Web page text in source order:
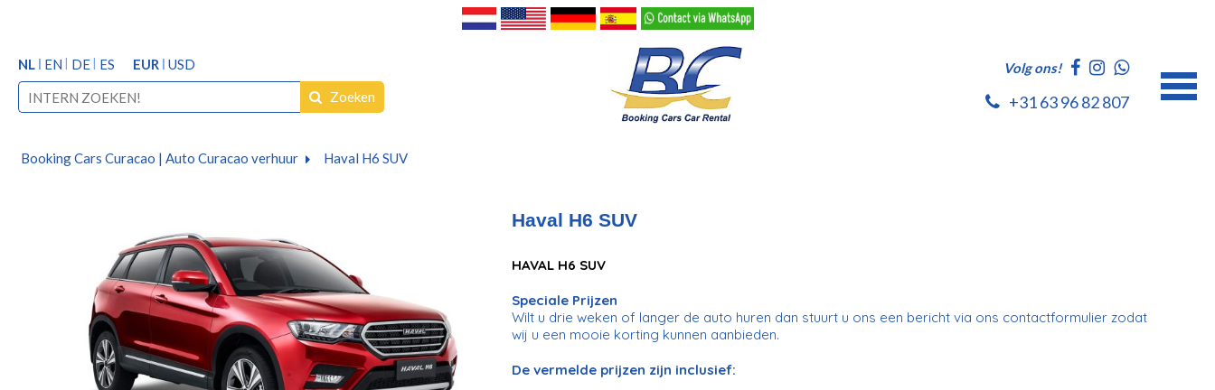
NL EN DE ES EUR USD
Zoeken
Volg ons!
+31 63 96 82 807
Booking Cars Curacao | Auto Curacao verhuur Haval H6 SUV
Haval H6 SUV
HAVAL H6 SUV
Speciale Prijzen
Wilt u drie weken of langer de auto huren dan stuurt u ons een bericht via ons contactformulier zodat
wij u een mooie korting kunnen aanbieden.
De vermelde prijzen zijn inclusief: